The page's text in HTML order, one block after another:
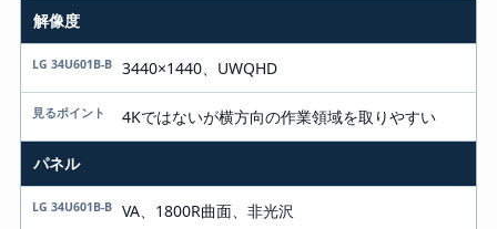
解像度
3440×1440、UWQHD
4Kではないが横方向の作業領域を取りやすい
パネル
VA、1800R曲面、非光沢